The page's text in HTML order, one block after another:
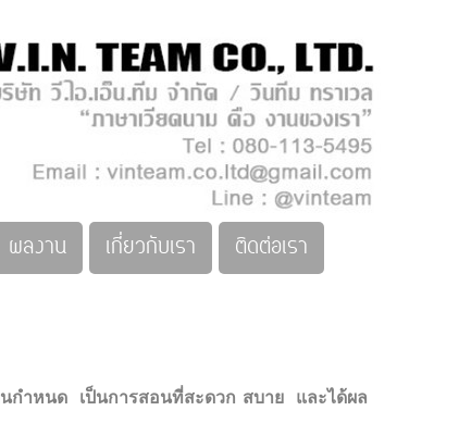
ผลงาน เกี่ยวกับเรา ติดต่อเรา
กำหนด เป็นการสอนที่สะดวก สบาย และได้ผล